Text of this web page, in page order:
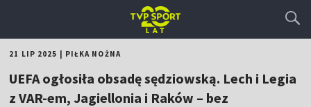
21 LIP 2025 PIŁKA NOŻNA
UEFA ogłosiła obsadę sędziowską. Lech i Legia
z VAR-em, Jagiellonia i Raków – bez